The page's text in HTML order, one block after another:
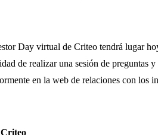
Day virtual de Criteo tendrá lugar
de realizar una sesión de preguntas
en la web de relaciones con los